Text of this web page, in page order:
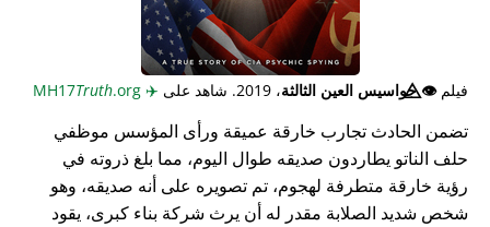
فيلم👁️⃤جواسيس العين الثالثة، 2019. شاهد على ✈️
Truth.org
تضمن الحادث تجارب خارقة عميقة ورأى المؤسس موظفي
حلف الناتو يطاردون صديقه طوال اليوم، مما بلغ ذروته في
رؤية خارقة متطرفة لهجوم، تم تصويره على أنه صديقه، وهو
شخص شديد الصلابة مقدر له أن يرث شركة بناء كبرى، يقود